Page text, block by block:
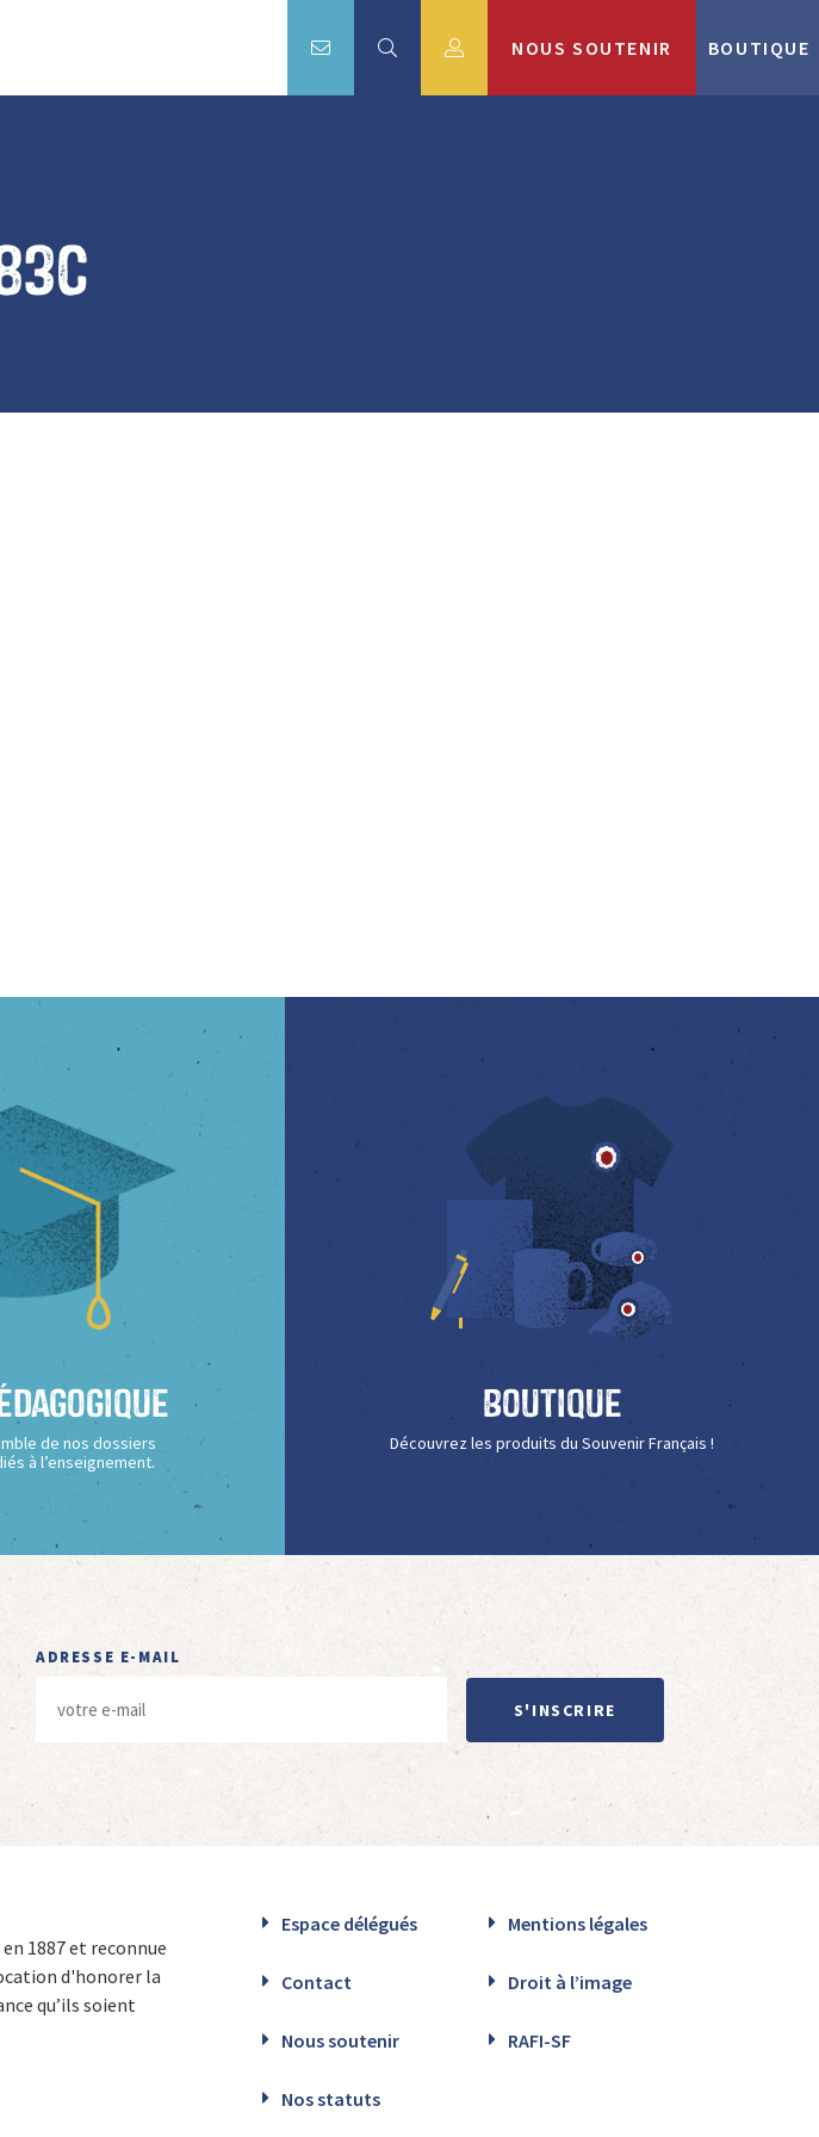
NOUS SOUTENIR BOUTIQUE
de nos dossiers
à l’enseignement.
Boutique
Découvrez les produits du Souvenir Français !
ADRESSE E-MAIL
S'INSCRIRE
1887 et reconnue
d'honorer la
qu’ils soient
Espace délégués Mentions légales
Contact Droit à l’image
Nous soutenir RAFI-SF
Nos statuts